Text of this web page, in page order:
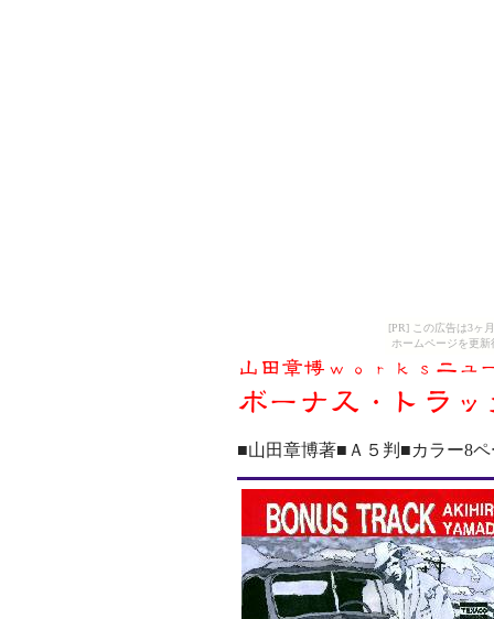
[PR] この広告は3ヶ
ホームページを更
■山田章博著■Ａ５判■カラー8ペ